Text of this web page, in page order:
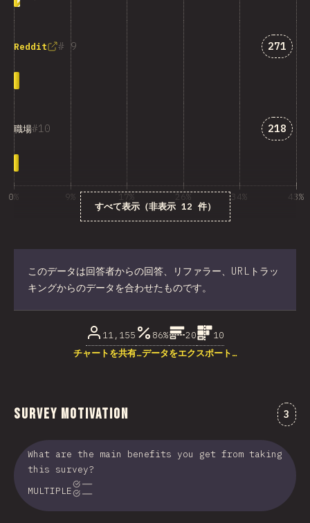
9
Reddit 「
271
10
職場 「職場」
218
すべて表示（非表示 12 件）
0% 9% 17% 26% 34% 43%
このデータは回答者からの回答、リファラー、URLトラッ
キングからのデータを合わせたものです。
11,155 86% 20
10
チャートを共有…データをエクスポート…
Survey Motivation 3
What are the main benefits you get from taking
this survey?
MULTIPLE